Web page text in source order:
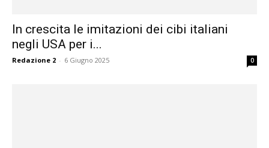
In crescita le imitazioni dei cibi italiani
negli USA per i...
Redazione 2 - 6 Giugno 2025 0